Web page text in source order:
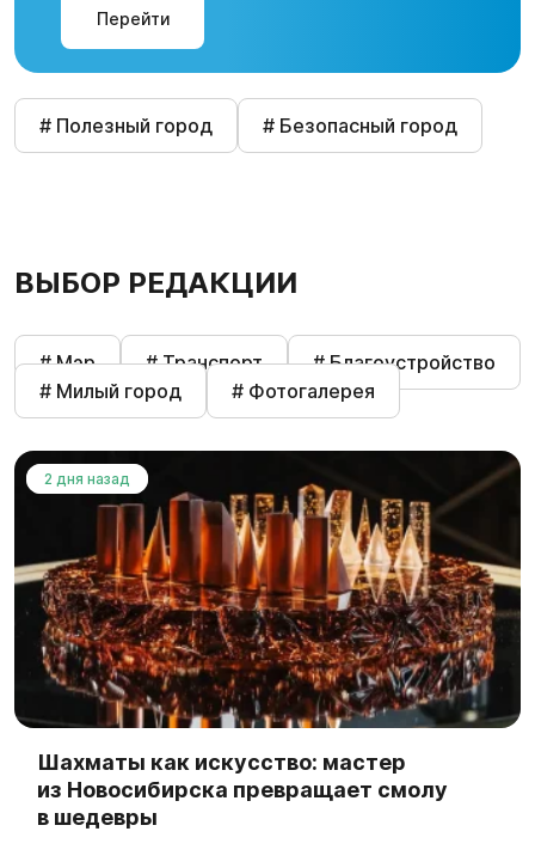
Перейти
# Полезный город # Безопасный город
ВЫБОР РЕДАКЦИИ
# Мэр # Транспорт
# Благоустройство
# Милый город
# Фотогалерея
2 дня назад
Шахматы как искусство: мастер
из Новосибирска превращает смолу
в шедевры